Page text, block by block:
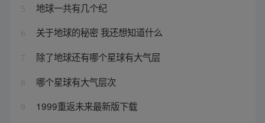
5 地球一共有几个纪
6 关于地球的秘密 我还想知道什么
7 除了地球还有哪个星球有大气层
8 哪个星球有大气层次
9 1999重返未来最新版下载